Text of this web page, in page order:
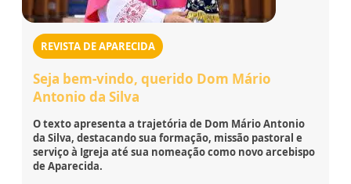
REVISTA DE APARECIDA
Seja bem-vindo, querido Dom Mário
Antonio da Silva
O texto apresenta a trajetória de Dom Mário Antonio
da Silva, destacando sua formação, missão pastoral e
serviço à Igreja até sua nomeação como novo arcebispo
de Aparecida.